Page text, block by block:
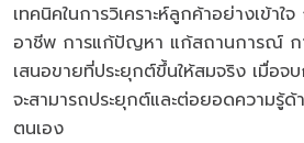
เทคนิคในการวิเคราะห์ลูกค้าอย่างเข้าใ
อาชีพ การแก้ปัญหา แก้สถานการณ์ ก
เสนอขายที่ประยุกต์ขึ้นให้สมจริง เมื่อจ
จะสามารถประยุกต์และต่อยอดความรู้
ตนเอง